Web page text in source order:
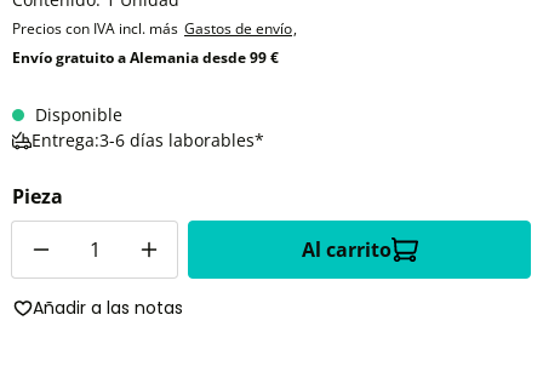
Precios con IVA incl. más Gastos de envío,
Envío gratuito a Alemania desde 99 €
Disponible
Entrega:3-6 días laborables*
Pieza
Al carrito
Añadir a las notas